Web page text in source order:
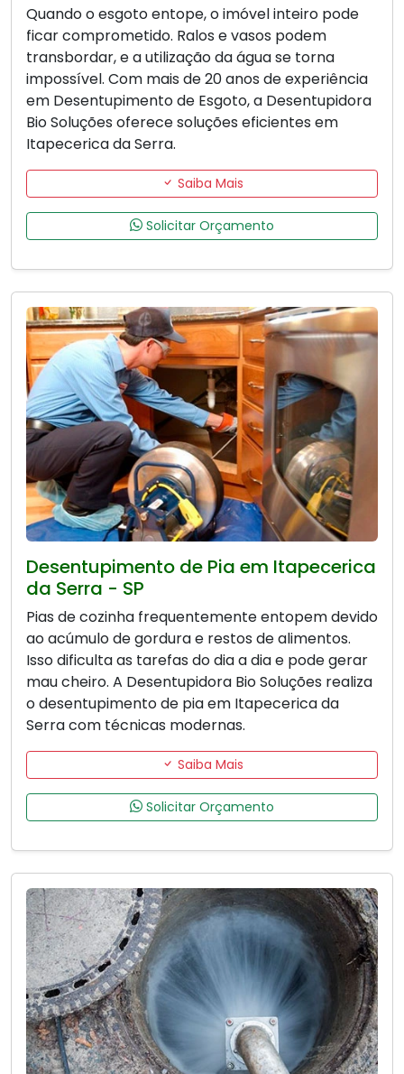
Quando o esgoto entope, o imóvel inteiro pode
ficar comprometido. Ralos e vasos podem
transbordar, e a utilização da água se torna
impossível. Com mais de 20 anos de experiência
em Desentupimento de Esgoto, a Desentupidora
Bio Soluções oferece soluções eficientes em
Itapecerica da Serra.
Saiba Mais
Solicitar Orçamento
Desentupimento de Pia em Itapecerica
da Serra - SP
Pias de cozinha frequentemente entopem devido
ao acúmulo de gordura e restos de alimentos.
Isso dificulta as tarefas do dia a dia e pode gerar
mau cheiro. A Desentupidora Bio Soluções realiza
o desentupimento de pia em Itapecerica da
Serra com técnicas modernas.
Saiba Mais
Solicitar Orçamento